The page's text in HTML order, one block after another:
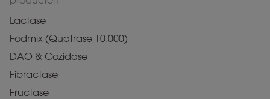
Lactase
Fodmix (Quatrase 10.000)
DAO & Cozidase
Fibractase
Fructase